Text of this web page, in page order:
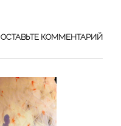
ОСТАВЬТЕ КОММЕНТАРИЙ